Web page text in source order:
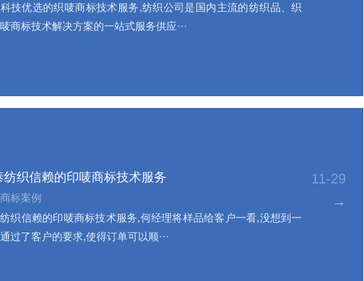
技优选的织唛商标技术服务,纺织公司是国内主流的纺织品、织
商标技术解决方案的一站式服务供应···
纺织信赖的印唛商标技术服务
标案例
织信赖的印唛商标技术服务,何经理将样品给客户一看,没想到一
过了客户的要求,使得订单可以顺···
11-29
→